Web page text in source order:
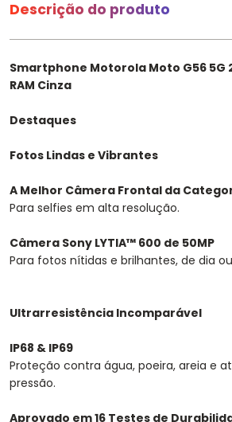
Descrição do produto
Smartphone Motorola Moto G56 5G
RAM Cinza
Destaques
Fotos Lindas e Vibrantes
A Melhor Câmera Frontal da
Para selfies em alta resolução.
Câmera Sony LYTIA™ 600 de 50MP
Para fotos nítidas e brilhantes, de dia
Ultrarresistência Incomparável
IP68 & IP69
Proteção contra água, poeira, areia e
pressão.
Aprovado em 16 Testes de